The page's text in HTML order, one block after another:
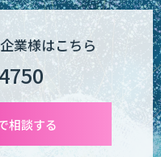
業様はこちら
相談する